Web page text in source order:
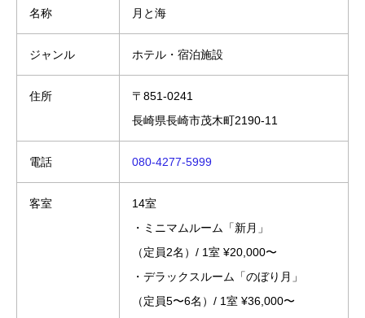
名称 月と海
ジャンル ホテル・宿泊施設
住所
〒851-0241
長崎県長崎市茂木町2190-11
電話 080-4277-5999
客室
14室
・ミニマムルーム「新月」
（定員2名）/ 1室 ¥20,000〜
・デラックスルーム「のぼり月」
（定員5〜6名）/ 1室 ¥36,000〜